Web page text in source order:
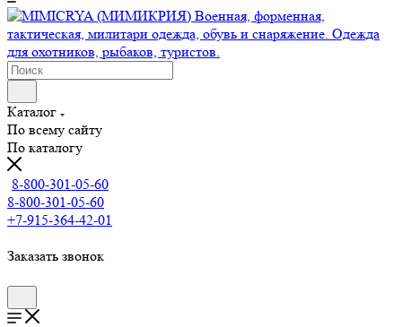
Каталог
По всему сайту
По каталогу
8-800-301-05-60
8-800-301-05-60
+7-915-364-42-01
Заказать звонок